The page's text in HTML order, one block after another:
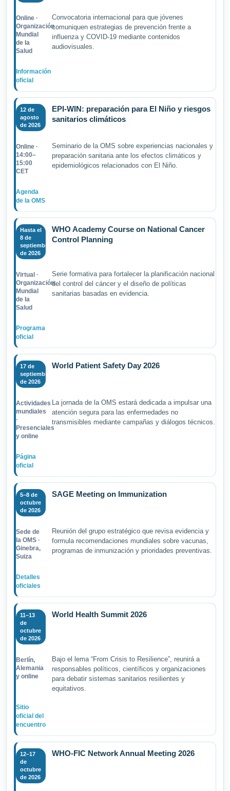
Online ·
Organización
Mundial
de la
Salud
Convocatoria internacional para que jóvenes
comuniquen estrategias de prevención frente a
influenza y COVID-19 mediante contenidos
audiovisuales.
Información
oficial
12 de
agosto
de 2026
EPI-WIN: preparación para El Niño y riesgos
sanitarios climáticos
Online ·
14:00–
15:00
CET
Seminario de la OMS sobre experiencias nacionales y
preparación sanitaria ante los efectos climáticos y
epidemiológicos relacionados con El Niño.
Agenda
de la OMS
Hasta el
8 de
septiembre
de 2026
WHO Academy Course on National Cancer
Control Planning
Virtual ·
Organización
Mundial
de la
Salud
Serie formativa para fortalecer la planificación nacional
del control del cáncer y el diseño de políticas
sanitarias basadas en evidencia.
Programa
oficial
17 de
septiembre
de 2026
World Patient Safety Day 2026
Actividades
mundiales
·
Presenciales
y online
La jornada de la OMS estará dedicada a impulsar una
atención segura para las enfermedades no
transmisibles mediante campañas y diálogos técnicos.
Página
oficial
5–8 de
octubre
de 2026
SAGE Meeting on Immunization
Sede de
la OMS ·
Ginebra,
Suiza
Reunión del grupo estratégico que revisa evidencia y
formula recomendaciones mundiales sobre vacunas,
programas de inmunización y prioridades preventivas.
Detalles
oficiales
11–13
de
octubre
de 2026
World Health Summit 2026
Berlín,
Alemania
y online
Bajo el lema “From Crisis to Resilience”, reunirá a
responsables políticos, científicos y organizaciones
para debatir sistemas sanitarios resilientes y
equitativos.
Sitio
oficial del
encuentro
12–17
de
octubre
de 2026
WHO-FIC Network Annual Meeting 2026